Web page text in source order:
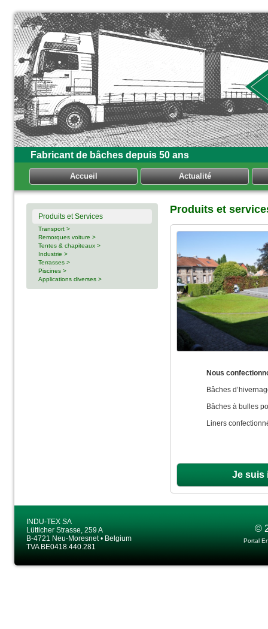
Fabricant de bâches depuis 50 ans
Accueil Actualité
Produits et Services
Transport >
Remorques voiture >
Tentes & chapiteaux >
Industrie >
Terrasses >
Piscines >
Applications diverses >
Produits et
Nous
Bâches
Bâches à bulles
Liners
Je suis
INDU-TEX SA
Lütticher Strasse, 259 A
B-4721 Neu-Moresnet • Belgium
TVA BE0418.440.281
©
Portal